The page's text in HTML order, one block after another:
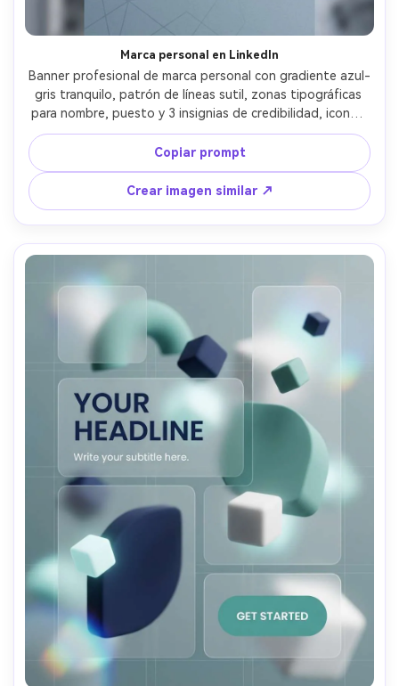
Marca personal en LinkedIn
Banner profesional de marca personal con gradiente azul-
gris tranquilo, patrón de líneas sutil, zonas tipográficas
para nombre, puesto y 3 insignias de credibilidad, iconos
minimalistas, disposición corporativa moderna, aspecto
editorial premium, diseño vectorial nítido, sin marca de
agua, lente 85mm, poca profundidad de campo,
iluminación suave cinematográfica --ar 4:5
Copiar prompt
Crear imagen similar ↗